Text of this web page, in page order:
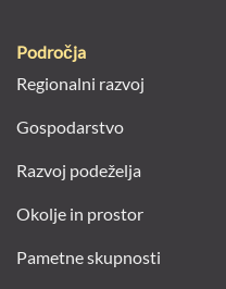
Področja
Regionalni razvoj
Gospodarstvo
Razvoj podeželja
Okolje in prostor
Pametne skupnosti